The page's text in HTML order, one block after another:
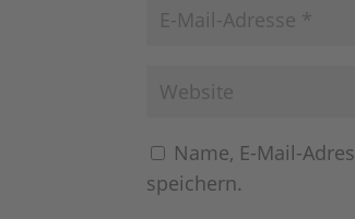
Name, E-Mail-
speichern.